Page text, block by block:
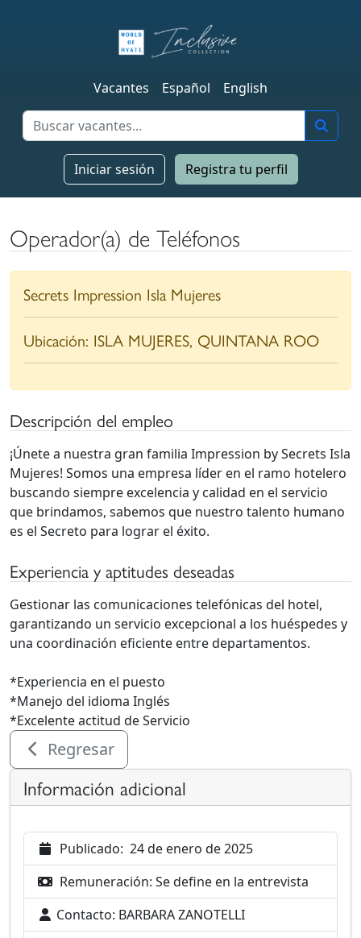
Vacantes Español English
Iniciar sesión Registra tu perfil
Operador(a) de Teléfonos
Secrets Impression Isla Mujeres
Ubicación: ISLA MUJERES, QUINTANA ROO
Descripción del empleo
¡Únete a nuestra gran familia Impression by Secrets Isla
Mujeres! Somos una empresa líder en el ramo hotelero
buscando siempre excelencia y calidad en el servicio
que brindamos, sabemos que nuestro talento humano
es el Secreto para lograr el éxito.
Experiencia y aptitudes deseadas
Gestionar las comunicaciones telefónicas del hotel,
garantizando un servicio excepcional a los huéspedes y
una coordinación eficiente entre departamentos.
*Experiencia en el puesto
*Manejo del idioma Inglés
*Excelente actitud de Servicio
Regresar
Información adicional
Publicado: 24 de enero de 2025
Remuneración: Se define en la entrevista
Contacto: BARBARA ZANOTELLI